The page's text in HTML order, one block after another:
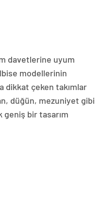
davetlerine uyum
modellerinin
dikkat çeken takımlar
düğün, mezuniyet gibi
bir tasarım